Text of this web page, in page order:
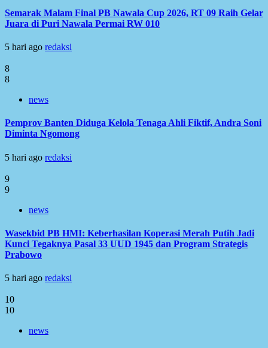
Semarak Malam Final PB Nawala Cup 2026, RT 09 Raih Gelar
Juara di Puri Nawala Permai RW 010
5 hari ago redaksi
8
8
news
Pemprov Banten Diduga Kelola Tenaga Ahli Fiktif, Andra Soni
Diminta Ngomong
5 hari ago redaksi
9
9
news
Wasekbid PB HMI: Keberhasilan Koperasi Merah Putih Jadi
Kunci Tegaknya Pasal 33 UUD 1945 dan Program Strategis
Prabowo
5 hari ago redaksi
10
10
news